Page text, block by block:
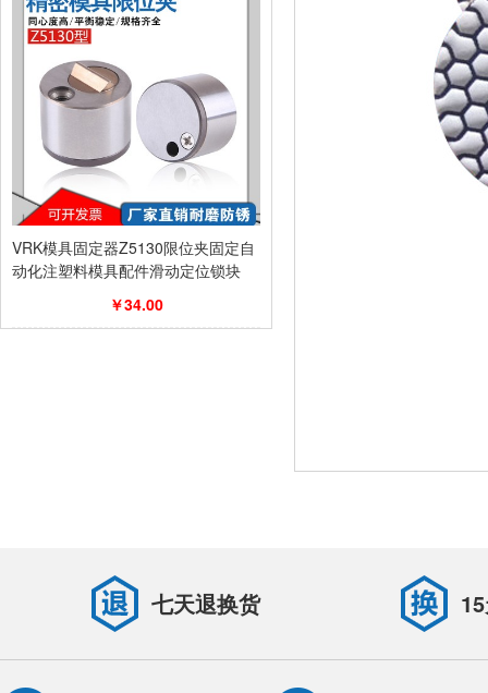
VRK模具固定器Z5130限位夹固定自
动化注塑料模具配件滑动定位锁块
￥34.00
七天退换货